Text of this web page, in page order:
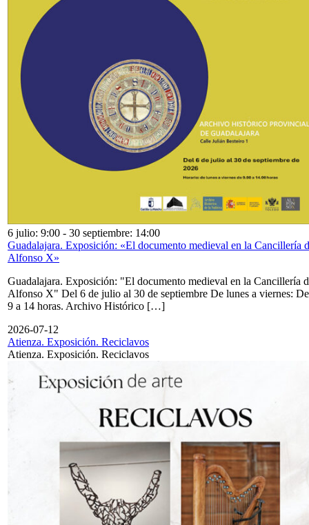
6 julio: 9:00 - 30 septiembre: 14:00
Guadalajara. Exposición: «El documento medieval en la Cancillería
Alfonso X»
Guadalajara. Exposición: "El documento medieval en la Cancillería
Alfonso X" Del 6 de julio al 30 de septiembre De lunes a viernes: De
9 a 14 horas. Archivo Histórico […]
2026-07-12
Atienza. Exposición. Reciclavos
Atienza. Exposición. Reciclavos